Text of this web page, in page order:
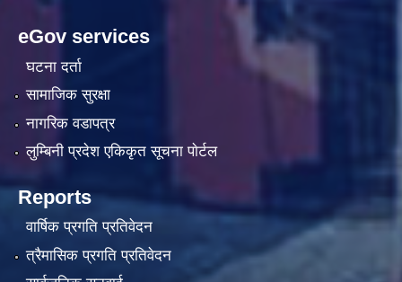
eGov services
घटना दर्ता
सामाजिक सुरक्षा
नागरिक वडापत्र
लुम्बिनी प्रदेश एकिकृत सूचना पाेर्टल
Reports
वार्षिक प्रगति प्रतिवेदन
त्रैमासिक प्रगति प्रतिवेदन